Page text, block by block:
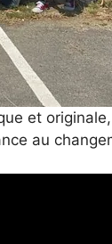
et
au